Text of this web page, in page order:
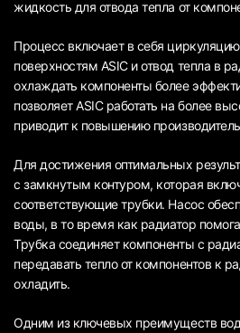
жидкость для отвода тепла от
Процесс включает в себя
поверхностям ASIC и отвод тепла в
охлаждать компоненты более
позволяет ASIC работать на более
приводит к повышению
Для достижения оптимальных
с замкнутым контуром, которая
соответствующие трубки. Насос
воды, в то время как радиатор
Трубка соединяет компоненты с
передавать тепло от компонентов к
охладить.
Одним из ключевых преимуществ